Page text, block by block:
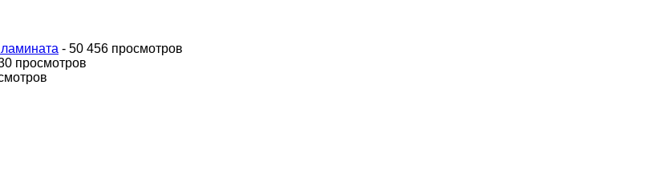
- 50 456 просмотров
просмотров